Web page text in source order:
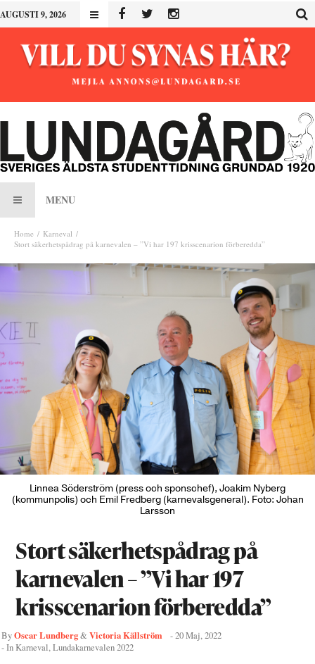
AUGUSTI 9, 2026
MENU
Home
Karneval
Stort säkerhetspådrag på karnevalen – ”Vi har 197 krisscenarion förberedda”
Linnea Söderström (press och sponschef), Joakim Nyberg
(kommunpolis) och Emil Fredberg (karnevalsgeneral). Foto: Johan
Larsson
Stort säkerhetspådrag på
karnevalen – ”Vi har 197
krisscenarion förberedda”
ByOscar Lundberg&Victoria Källström -20 Maj, 2022
- In Karneval,Lundakarnevalen 2022